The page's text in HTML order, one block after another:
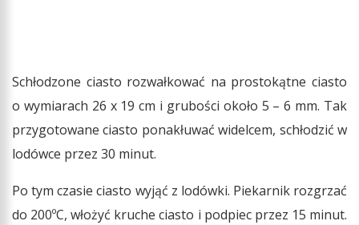
Schłodzone ciasto rozwałkować na prostokątne ciasto
o wymiarach 26 x 19 cm i grubości około 5 – 6 mm. Tak
przygotowane ciasto ponakłuwać widelcem, schłodzić w
lodówce przez 30 minut.
Po tym czasie ciasto wyjąć z lodówki. Piekarnik rozgrzać
do 200ºC, włożyć kruche ciasto i podpiec przez 15 minut.